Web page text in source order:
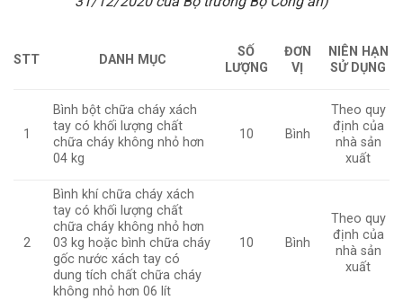
STT DANH MỤC
SỐ
LƯỢNG
ĐƠN
VỊ
NIÊN HẠN
SỬ DỤNG
1
Bình bột chữa cháy xách
tay có khối lượng chất
chữa cháy không nhỏ hơn
04 kg
10 Bình
Theo quy
định của
nhà sản
xuất
2
Bình khí chữa cháy xách
tay có khối lượng chất
chữa cháy không nhỏ hơn
03 kg hoặc bình chữa cháy
gốc nước xách tay có
dung tích chất chữa cháy
không nhỏ hơn 06 lít
10 Bình
Theo quy
định của
nhà sản
xuất